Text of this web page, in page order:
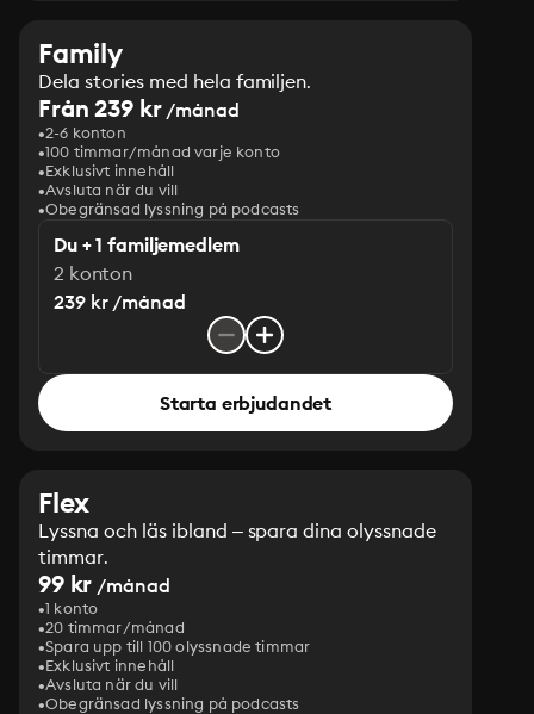
Family
Dela stories med hela familjen.
Från 239 kr/månad
2-6 konton
100 timmar/månad varje konto
Exklusivt innehåll
Avsluta när du vill
Obegränsad lyssning på podcasts
Du + 1 familjemedlem
2 konton
239 kr /månad
Starta erbjudandet
Flex
Lyssna och läs ibland – spara dina olyssnade
timmar.
99 kr /månad
1 konto
20 timmar/månad
Spara upp till 100 olyssnade timmar
Exklusivt innehåll
Avsluta när du vill
Obegränsad lyssning på podcasts